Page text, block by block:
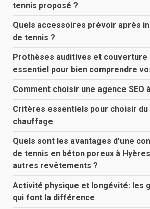
tennis proposé ?
Quels accessoires prévoir après
de tennis ?
Prothèses auditives et couverture
essentiel pour bien comprendre
Comment choisir une agence SEO
Critères essentiels pour choisir du
chauffage
Quels sont les avantages d’une
de tennis en béton poreux à
autres revêtements ?
Activité physique et longévité: les
qui font la différence